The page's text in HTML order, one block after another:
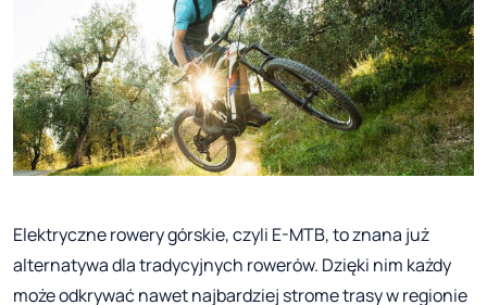
Elektryczne rowery górskie, czyli E-MTB, to znana już
alternatywa dla tradycyjnych rowerów. Dzięki nim każdy
może odkrywać nawet najbardziej strome trasy w regionie